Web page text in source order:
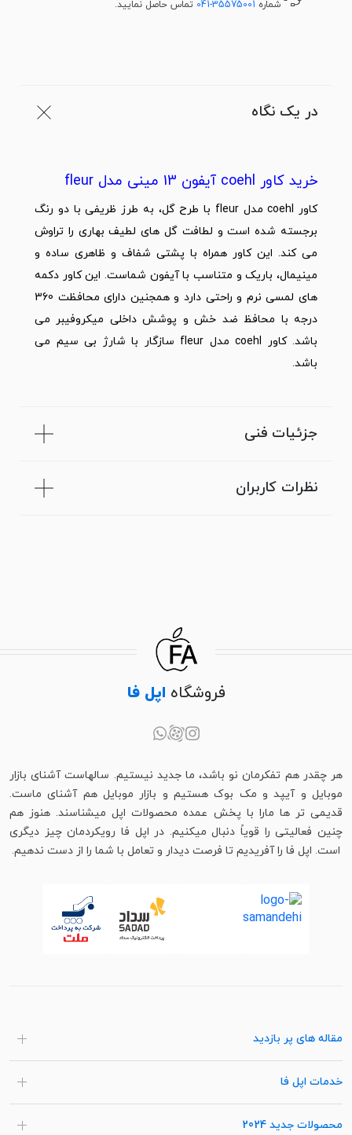
شماره 041-35575001 تماس حاصل نمایید.
در یک نگاه
خرید کاور coehl آیفون 13 مینی مدل fleur
کاور coehl مدل fleur با طرح گل، به طرز ظریفی با دو رنگ
برجسته شده است و لطافت گل های لطیف بهاری را تراوش
می کند. این کاور همراه با پشتی شفاف و ظاهری ساده و
مینیمال، باریک و متناسب باآیفون شماست. این کاور دکمه
های لمسی نرم و راحتی دارد و همجنین دارای محافظت 360
درجه با محافظ ضد خش و پوشش داخلی میکروفیبر می
باشد. کاور coehl مدل fleur سازگار با شارژ بی سیم می
باشد.
جزئیات فنی
نظرات کاربران
فروشگاه اپل فا
هر چقدر هم تفکرمان نو باشد، ما جدید نیستیم. سالهاست آشنای بازار
موبایل و آیپد و مک بوک هستیم و بازار موبایل هم آشنای ماست.
قدیمی تر ها مارا با پخش عمده محصولات اپل میشناسند. هنوز هم
چنین فعالیتی را قویاً دنبال میکنیم. در اپل فا رویکردمان چیز دیگری
است. اپل فا را آفریدیم تا فرصت دیدار و تعامل با شما را از دست ندهیم.
مقاله های پر بازدید
خدمات اپل فا
محصولات جدید 2024